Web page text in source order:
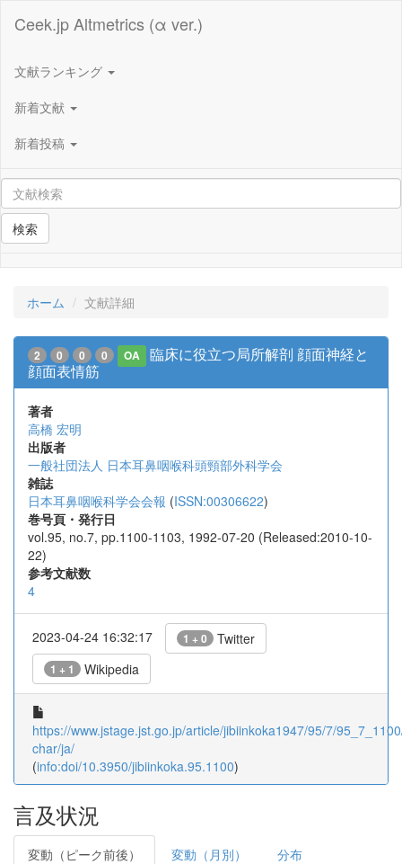
Ceek.jp Altmetrics (α ver.)
文献ランキング
新着文献
新着投稿
検索
ホーム 文献詳細
2 0 0 0 OA
臨床に役立つ局所解剖 顔面神経と
顔面表情筋
著者
高橋 宏明
出版者
一般社団法人 日本耳鼻咽喉科頭頸部外科学会
雑誌
日本耳鼻咽喉科学会会報 (ISSN:00306622)
巻号頁・発行日
vol.95, no.7, pp.1100-1103, 1992-07-20 (Released:2010-10-
22)
参考文献数
4
2023-04-24 16:32:17 1 + 0 Twitter
1 + 1 Wikipedia
https://www.jstage.jst.go.jp/article/jibiinkoka1947/95/7/
char/ja/
(info:doi/10.3950/jibiinkoka.95.1100)
言及状況
変動（ピーク前後） 変動（月別） 分布